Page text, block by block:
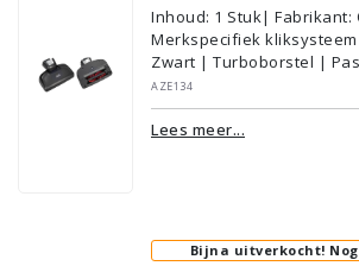
Inhoud: 1 Stuk| Fabrikant:
Merkspecifiek
Zwart | Turboborstel |
AZE134
Lees meer...
Bijna uitverkocht!